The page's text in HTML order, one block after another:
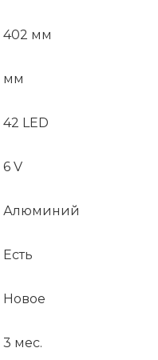
402 мм
мм
42 LED
6 V
Алюминий
Есть
Новое
3 мес.